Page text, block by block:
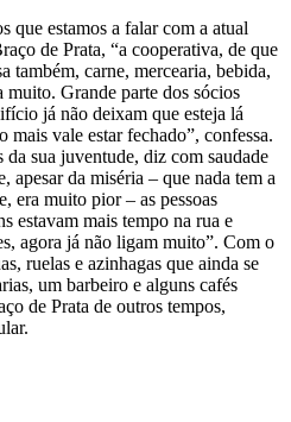
que estamos a falar com a atual
de Prata, “a cooperativa, de que
também, carne, mercearia, bebida,
muito. Grande parte dos sócios
já não deixam que esteja lá
mais vale estar fechado”, confessa.
sua juventude, diz com saudade
apesar da miséria – que nada tem a
era muito pior – as pessoas
estavam mais tempo na rua e
agora já não ligam muito”. Com o
ruelas e azinhagas que ainda se
um barbeiro e alguns cafés
de Prata de outros tempos,